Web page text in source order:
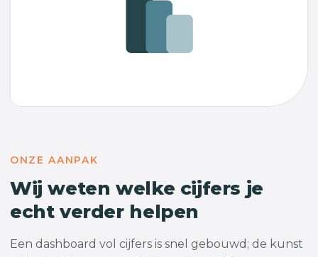
ONZE AANPAK
Wij weten welke cijfers je
echt verder helpen
Een dashboard vol cijfers is snel gebouwd; de kunst